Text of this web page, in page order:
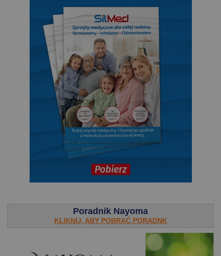
Poradnik Nayoma
KLIKNIJ, ABY POBRAĆ PORADNK